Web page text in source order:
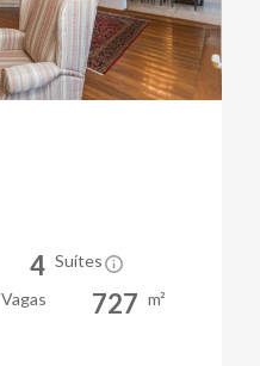
4 Suítes
Vagas 727 m²